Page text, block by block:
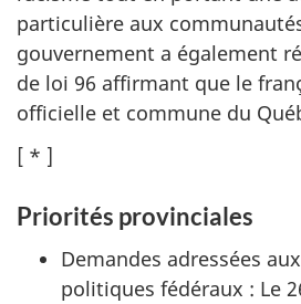
particulière aux
gouvernement a également
de loi 96 affirmant que le
officielle et commune du
[ * ]
Priorités provinciales
Demandes adressées
politiques fédéraux : Le 2